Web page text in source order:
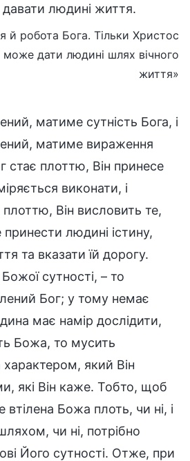
людині життя.
й робота Бога. Тільки Христос
може дати людині шлях вічного
життя»
матиме сутність Бога, і
матиме вираження
стає плоттю, Він принесе
виконати, і
плоттю, Він висловить те,
людині істину,
та вказати їй дорогу.
сутності, – то
Бог; у тому немає
має намір дослідити,
Божа, то мусить
характером, який Він
які Він каже. Тобто, щоб
втілена Божа плоть, чи ні, і
чи ні, потрібно
Його сутності. Отже, при